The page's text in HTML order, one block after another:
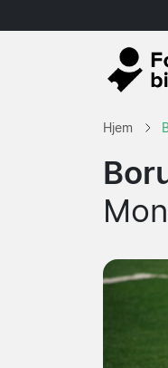
Hjem